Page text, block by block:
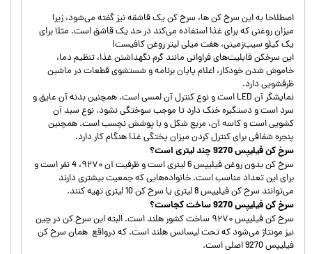
اصطلاحا به این سرخ‌ کن ها، سرخ کن یک قاشقه نیز گفته می‌شود، زیرا
میزان روغنی که برای غذا استفاده می‌کند در حد یک قاشق است. مثلا برای
یک کیلو سیب‌زمینی، هفت میلی لیتر روغن کافیست!
این سرخکن قابلیت‌های فراوانی مانند گرم نگهداشتن غذا، تنظیم دما،
خاموش شدن خودکار، اعلام پایان برنامه و شستشوی قطعات در ماشین
ظرفشویی دارد.
نمایشگر آن LED است و نوع کنترل آن لمسی است. همچنین بدنه آن عایق و
سرد است و دستگیره خنک دارد تا موجب سوختگی نشود. نوع سبد آن
کشویی است و کاسه آن، مربع شکل و با پوشش نچسب است. همچنین
پنجره شفافی برای کنترل کردن میزان پختگی غذا هنگام کار دارد.
سرخ کن فیلیپس 9270 چند لیتری است؟
سرخ کن بدون روغن فیلیپس 6 لیتری است و ظرفیت آن ۹۲۷۰، 4 نفر است و
برای این تعداد مناسب است. خانواده‌هایی که جمعیت بیشتری دارند
می‌توانند سرخ کن فیلیپس 8 لیتری یا سرخ کن 10 لیتری تهیه کنند.
سرخ کن فیلیپس 9270 ساخت کجاست؟
سرخ کن فیلیپس ۹۲۷۰ ساخت کشور هلند است. البته این سرخ کن در چین
نیز مونتاژ می‌شود که تحت لیسانس هلند است. که درواقع همان سرخ کن
فیلیپس 9270 اصلی است.